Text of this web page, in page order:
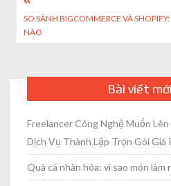
navigation
SO SÁNH BIGCOMMERCE VÀ
NÀO
Bài viết
Freelancer Công Nghệ Muốn
Dịch Vụ Thành Lập Trọn Gói Giá
Quà cá nhân hóa: vì sao món làm